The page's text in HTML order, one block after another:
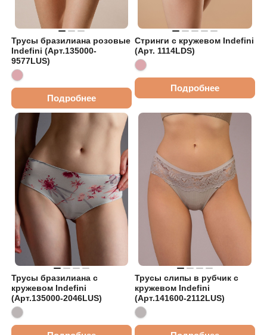
Трусы бразилиана розовые
Indefini (Арт.135000-
9577LUS)
Подробнее
Стринги с кружевом Indefini
(Арт. 1114LDS)
Подробнее
Трусы бразилиана с
кружевом Indefini
(Арт.135000-2046LUS)
Трусы слипы в рубчик с
кружевом Indefini
(Арт.141600-2112LUS)